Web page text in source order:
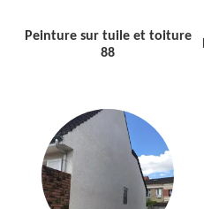
Peinture sur tuile et toiture
88